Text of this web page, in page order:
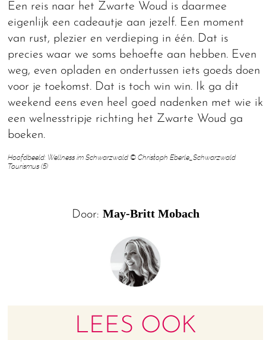
Een reis naar het Zwarte Woud is daarmee
eigenlijk een cadeautje aan jezelf. Een moment
van rust, plezier en verdieping in één. Dat is
precies waar we soms behoefte aan hebben. Even
weg, even opladen en ondertussen iets goeds doen
voor je toekomst. Dat is toch win win. Ik ga dit
weekend eens even heel goed nadenken met wie ik
een welnesstripje richting het Zwarte Woud ga
boeken.
Hoofdbeeld: Wellness im Schwarzwald © Christoph Eberle_Schwarzwald
Tourismus (5)
Door: May-Britt Mobach
LEES OOK